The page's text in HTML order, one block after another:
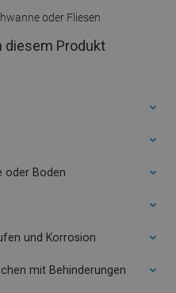
oder Fliesen
diesem Produkt
oder Boden
und Korrosion
mit Behinderungen